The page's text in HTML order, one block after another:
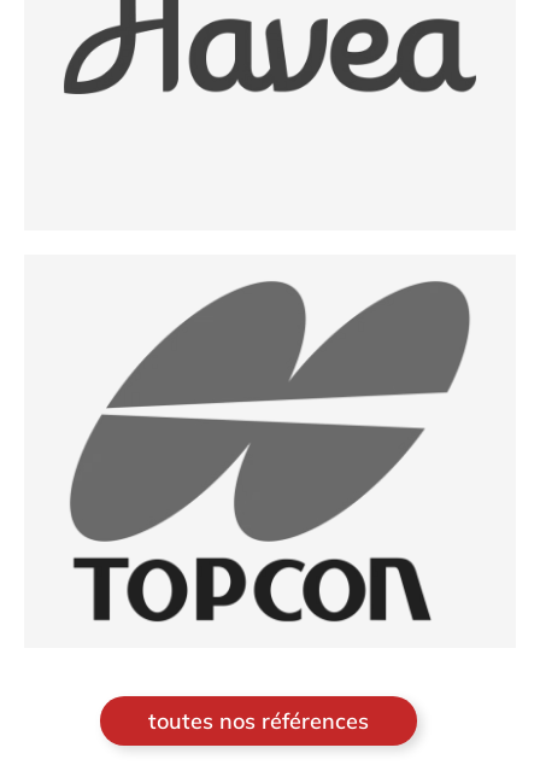
toutes nos références